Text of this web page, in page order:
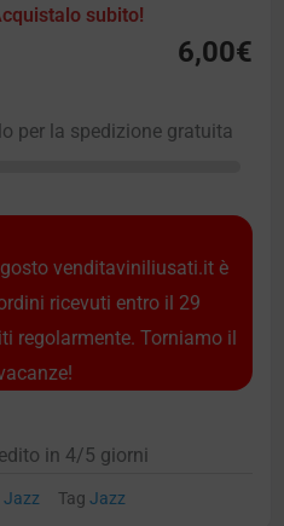
subito!
6,00€
per la spedizione gratuita
venditaviniliusati.it è
ricevuti entro il 29
regolarmente. Torniamo il
in 4/5 giorni
Jazz Tag Jazz